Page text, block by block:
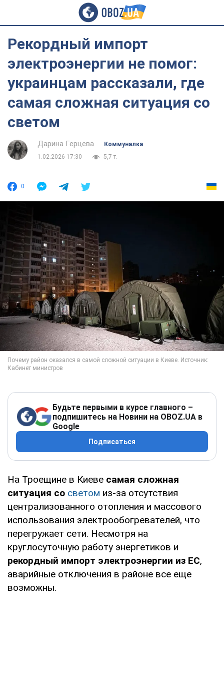
Рекордный импорт
электроэнергии не помог:
украинцам рассказали, где
самая сложная ситуация со
светом
Дарина Герцева
Коммуналка
1.02.2026 17:30
5,7 т.
0
Будьте первыми в курсе главного –
подпишитесь на Новини на OBOZ.UA в
Google
Подписаться
На Троещине в Киеве самая сложная
ситуация со светом из-за отсутствия
централизованного отопления и массового
использования электрообогревателей, что
перегружает сети. Несмотря на
круглосуточную работу энергетиков и
рекордный импорт электроэнергии из ЕС,
аварийные отключения в районе все еще
возможны.